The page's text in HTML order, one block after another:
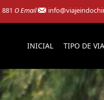
O Email
INICIAL TIPO DE